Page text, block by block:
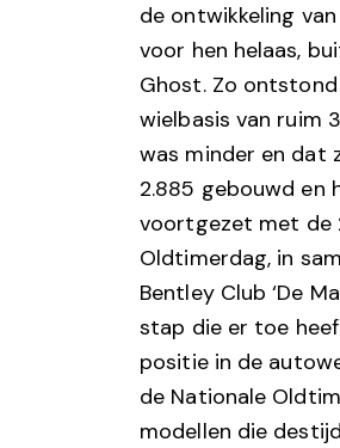
de ontwikkeling
voor hen helaas,
Ghost. Zo
wielbasis van ruim
was minder en dat
2.885 gebouwd en
voortgezet met de
Oldtimerdag, in
Bentley Club ‘De
stap die er toe
positie in de
de Nationale
modellen die